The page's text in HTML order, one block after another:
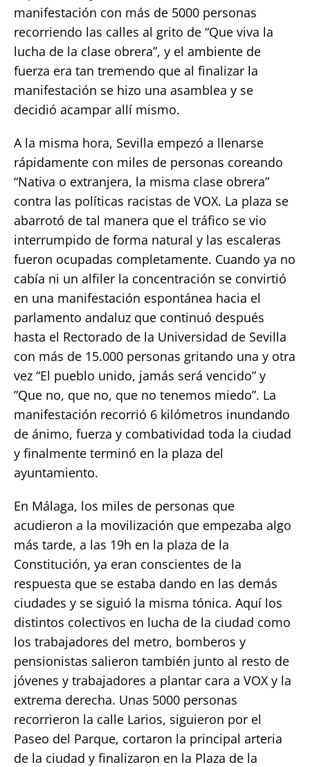
manifestación con más de 5000 personas
recorriendo las calles al grito de “Que viva la
lucha de la clase obrera”, y el ambiente de
fuerza era tan tremendo que al finalizar la
manifestación se hizo una asamblea y se
decidió acampar allí mismo.
A la misma hora, Sevilla empezó a llenarse
rápidamente con miles de personas coreando
“Nativa o extranjera, la misma clase obrera”
contra las políticas racistas de VOX. La plaza se
abarrotó de tal manera que el tráfico se vio
interrumpido de forma natural y las escaleras
fueron ocupadas completamente. Cuando ya no
cabía ni un alfiler la concentración se convirtió
en una manifestación espontánea hacia el
parlamento andaluz que continuó después
hasta el Rectorado de la Universidad de Sevilla
con más de 15.000 personas gritando una y otra
vez “El pueblo unido, jamás será vencido” y
”Que no, que no, que no tenemos miedo”. La
manifestación recorrió 6 kilómetros inundando
de ánimo, fuerza y combatividad toda la ciudad
y finalmente terminó en la plaza del
ayuntamiento.
En Málaga, los miles de personas que
acudieron a la movilización que empezaba algo
más tarde, a las 19h en la plaza de la
Constitución, ya eran conscientes de la
respuesta que se estaba dando en las demás
ciudades y se siguió la misma tónica. Aquí los
distintos colectivos en lucha de la ciudad como
los trabajadores del metro, bomberos y
pensionistas salieron también junto al resto de
jóvenes y trabajadores a plantar cara a VOX y la
extrema derecha. Unas 5000 personas
recorrieron la calle Larios, siguieron por el
Paseo del Parque, cortaron la principal arteria
de la ciudad y finalizaron en la Plaza de la